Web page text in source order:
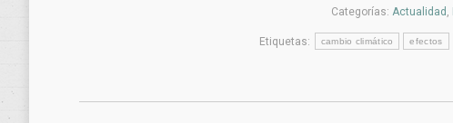
Categorías: Actualidad ,
Etiquetas: cambio climático efectos